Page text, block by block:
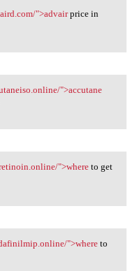
">advairprice in
">accutane
">whereto get
">whereto